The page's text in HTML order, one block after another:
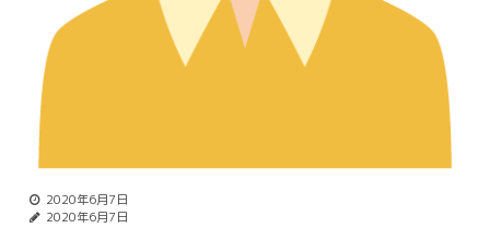
2020年6月7日
2020年6月7日